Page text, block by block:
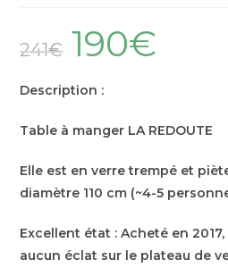
241€ 190€
Description :
Table à manger LA REDOUTE
Elle est en verre trempé et
diamètre 110 cm (~4-5
Excellent état : Acheté en
aucun éclat sur le plateau de